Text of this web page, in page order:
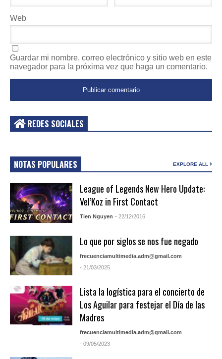
Web
Guardar mi nombre, correo electrónico y sitio web en este
navegador para la próxima vez que haga un comentario.
REDES SOCIALES
NOTAS POPULARES EXPLORE ALL
League of Legends New Hero Update:
Vel’Koz in First Contact
Tien Nguyen - 22/12/2016
Lo que por siglos se nos fue negado
frecuenciamultimedia.adm@gmail.com
- 21/03/2025
Lista la logística para el concierto de
Los Aguilar para festejar el Día de las
Madres
frecuenciamultimedia.adm@gmail.com
- 09/05/2023